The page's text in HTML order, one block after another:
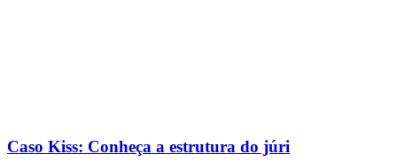
Caso Kiss: Conheça a estrutura do júri